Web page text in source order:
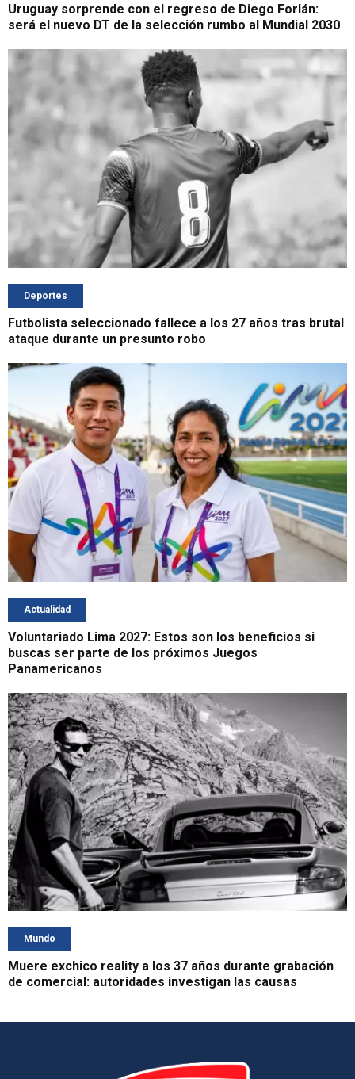
Uruguay sorprende con el regreso de Diego Forlán:
será el nuevo DT de la selección rumbo al Mundial 2030
Deportes
Futbolista seleccionado fallece a los 27 años tras brutal
ataque durante un presunto robo
Actualidad
Voluntariado Lima 2027: Estos son los beneficios si
buscas ser parte de los próximos Juegos
Panamericanos
Mundo
Muere exchico reality a los 37 años durante grabación
de comercial: autoridades investigan las causas